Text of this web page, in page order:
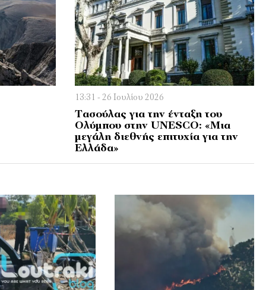
13:31 - 26 Ιουλίου 2026
Τασούλας για την ένταξη του
Ολύμπου στην UNESCO: «Μια
μεγάλη διεθνής επιτυχία για την
Ελλάδα»